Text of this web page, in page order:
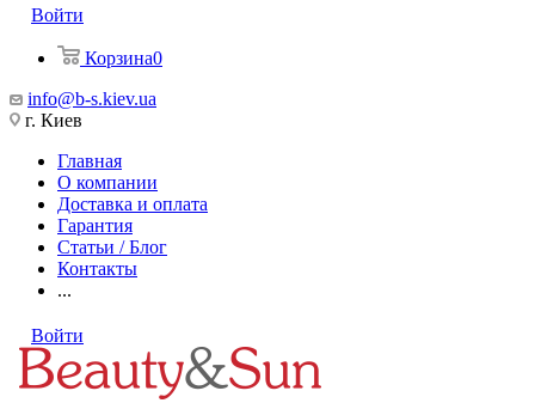
Войти
Корзина0
info@b-s.kiev.ua
г. Киев
Главная
О компании
Доставка и оплата
Гарантия
Статьи / Блог
Контакты
...
Войти